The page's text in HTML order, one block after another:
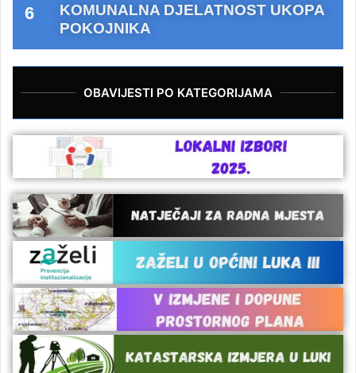
KOMUNALNA DJELATNOST UKOPA
POKOJNIKA
OBAVIJESTI PO KATEGORIJAMA